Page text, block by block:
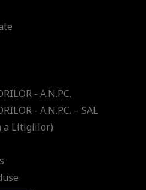
- A.N.P.C.
- A.N.P.C. – SAL
a Litigiilor)